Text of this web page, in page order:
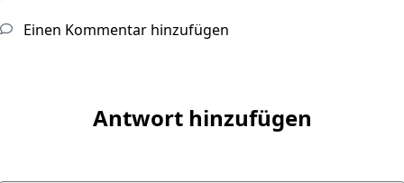
Einen Kommentar hinzufügen
Antwort hinzufügen